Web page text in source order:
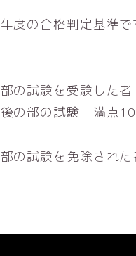
度の合格判定基準
の試験を受験した
後の部の試験 満点
の試験を免除され